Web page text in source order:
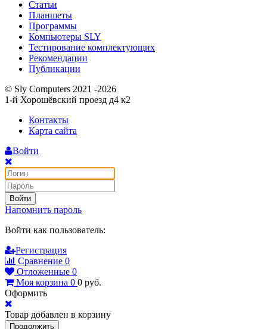
Статьи
Планшеты
Программы
Компьютеры SLY
Тестирование комплектующих
Рекомендации
Публикации
© Sly Computers 2021 -2026
1-й Хорошёвский проезд д4 к2
Контакты
Карта сайта
Войти
Войти
Напомнить пароль
Войти как пользователь:
Регистрация
Сравнение 0
Отложенные 0
Моя корзина 0 0 руб.
Оформить
Товар добавлен в корзину
Продолжить